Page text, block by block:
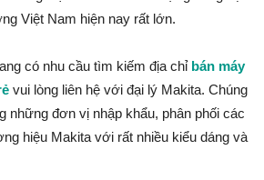
Việt Nam hiện nay rất lớn.
có nhu cầu tìm kiếm địa chỉbán máy
vui lòng liên hệ với đại lý Makita. Chúng
những đơn vị nhập khẩu, phân phối các
hiệu Makita với rất nhiều kiểu dáng và